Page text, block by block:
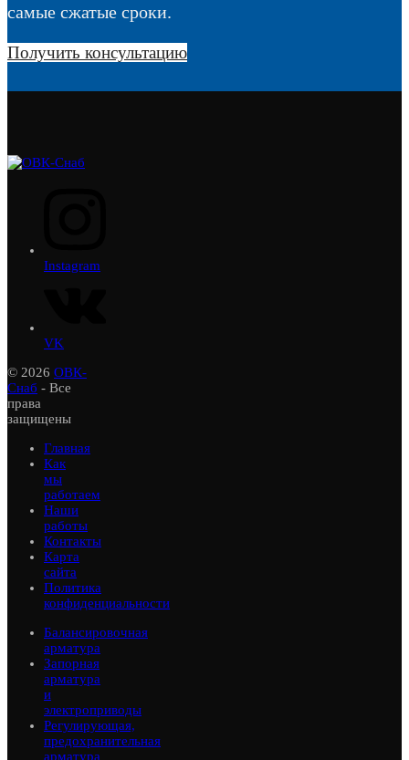
самые сжатые сроки.
Получить консультацию
Instagram
VK
© 2026 ОВК-
Снаб - Все
права
защищены
Главная
Как
мы
работаем
Наши
работы
Контакты
Карта
сайта
Политика
конфиденциальности
Балансировочная
арматура
Запорная
арматура
и
электроприводы
Регулирующая,
предохранительная
арматура